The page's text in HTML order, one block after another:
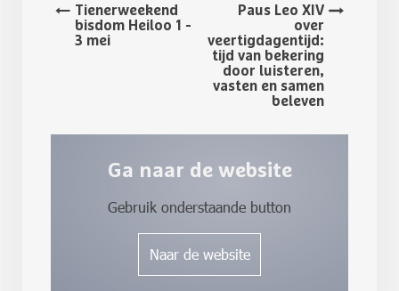
Tienerweekend
bisdom Heiloo 1 -
3 mei
Paus Leo XIV
over
veertigdagentijd:
tijd van bekering
door luisteren,
vasten en samen
beleven
Ga naar de website
Gebruik onderstaande button
Naar de website